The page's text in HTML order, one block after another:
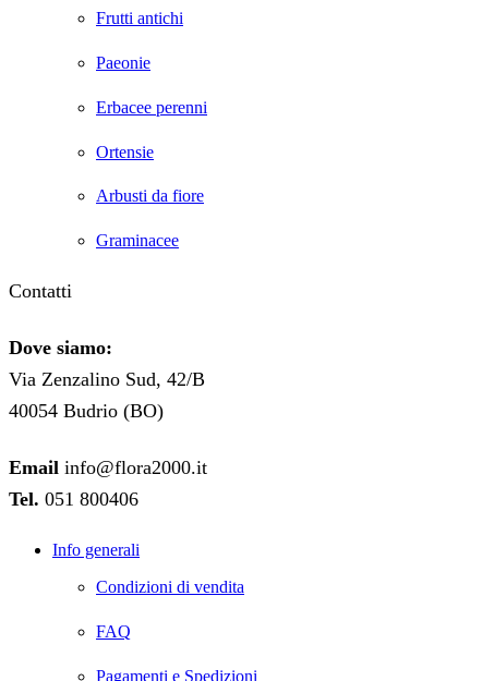
Frutti antichi
Paeonie
Erbacee perenni
Ortensie
Arbusti da fiore
Graminacee
Contatti
Dove siamo:
Via Zenzalino Sud, 42/B
40054 Budrio (BO)
Email info@flora2000.it
Tel. 051 800406
Info generali
Condizioni di vendita
FAQ
Pagamenti e Spedizioni